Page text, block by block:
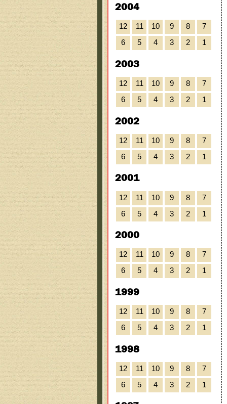
2004
12 11 10 9 8
7
6
5 4 3 2 1
2003
12 11 10 9 8
7
6
5 4 3 2 1
2002
12 11 10 9 8
7
6
5 4 3 2 1
2001
12 11 10 9 8
7
6
5 4 3 2 1
2000
12 11 10 9 8
7
6
5 4 3 2 1
1999
12 11 10 9 8
7
6
5 4 3 2 1
1998
12 11 10 9 8
7
6
5 4 3 2 1